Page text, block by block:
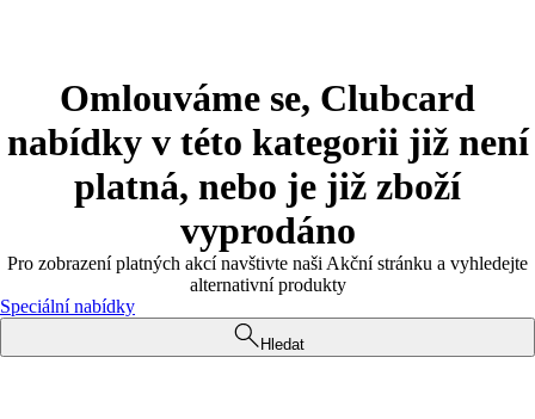
Omlouváme se, Clubcard
nabídky v této kategorii již není
platná, nebo je již zboží
vyprodáno
Pro zobrazení platných akcí navštivte naši Akční stránku a vyhledejte
alternativní produkty
Speciální nabídky
Hledat